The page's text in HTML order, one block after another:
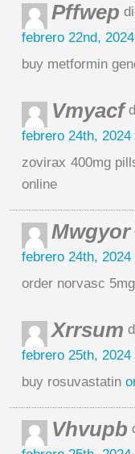
Pffwep
febrero 22nd,
buy metformin
Vmyacf
febrero 24th, 2024
zovirax 400mg
online
Mwgyor
febrero 24th, 2024
order norvasc
Xrrsum
febrero 25th, 2024
buy rosuvastatin
Vhvupb